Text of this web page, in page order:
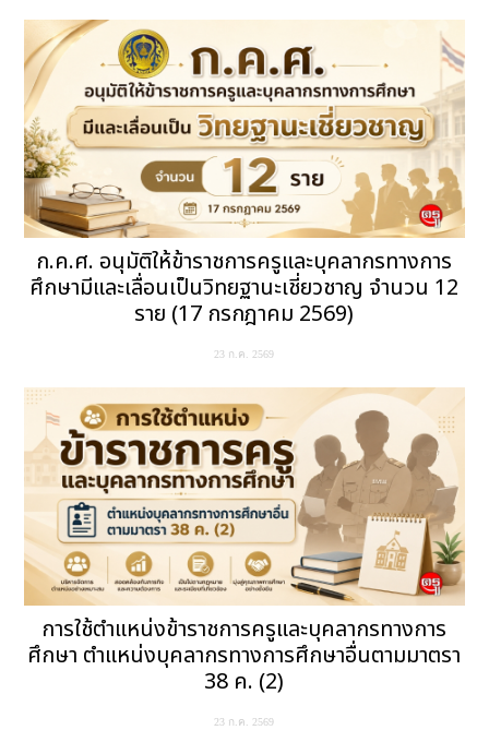
ก.ค.ศ. อนุมัติให้ข้าราชการครูและบุคลากรทางการ
ศึกษามีและเลื่อนเป็นวิทยฐานะเชี่ยวชาญ จำนวน 12
ราย (17 กรกฎาคม 2569)
23 ก.ค. 2569
การใช้ตำแหน่งข้าราชการครูและบุคลากรทางการ
ศึกษา ตำแหน่งบุคลากรทางการศึกษาอื่นตามมาตรา
38 ค. (2)
23 ก.ค. 2569